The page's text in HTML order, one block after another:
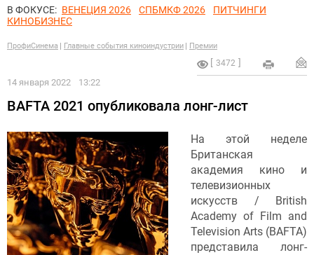
В ФОКУСЕ: ВЕНЕЦИЯ 2026 СПБМКФ 2026
ПИТЧИНГИ
КИНОБИЗНЕС
ПрофиСинема Главные события киноиндустрии Премии
3472
14 января 2022 13:22
BAFTA 2021 опубликовала лонг-лист
На этой неделе
Британская
академия кино и
телевизионных
искусств / British
Academy of Film and
Television Arts (BAFTA)
представила лонг-